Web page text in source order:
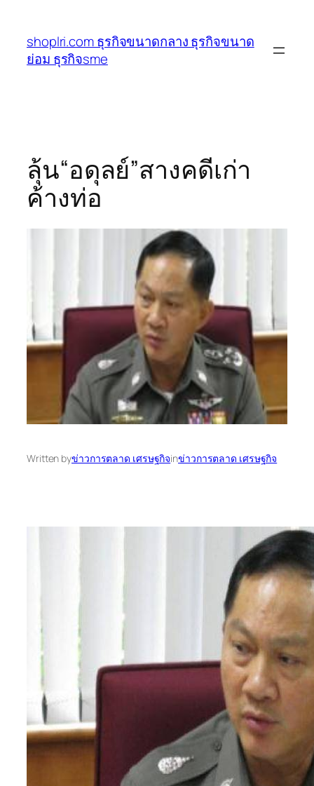
เนื้อหา
shoplri.com ธุรกิจขนาดกลาง ธุรกิจขนาด
ย่อม ธุรกิจsme
ลุ้น“อดุลย์”สางคดีเก่า
ค้างท่อ
Written byข่าวการตลาด เศรษฐกิจinข่าวการตลาด เศรษฐกิจ